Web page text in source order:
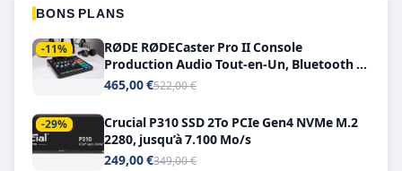
BONS PLANS
-11%
RØDE RØDECaster Pro II Console
Production Audio Tout-en-Un, Bluetooth et
Double USB-C
465,00 €522,00 €
-29%
Crucial P310 SSD 2To PCIe Gen4 NVMe M.2
2280, jusqu’à 7.100 Mo/s
249,00 €349,00 €